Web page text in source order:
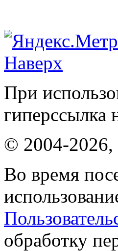
Наверх
При
гиперссылка
© 2004-
Во время
обработку